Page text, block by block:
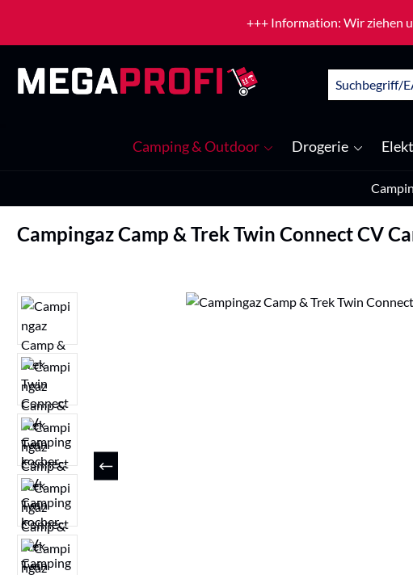
+++ Information: Wir ziehen
Camping & Outdoor Drogerie
Campingaz Camp & Trek Twin Connect CV
Bildergalerie überspringen